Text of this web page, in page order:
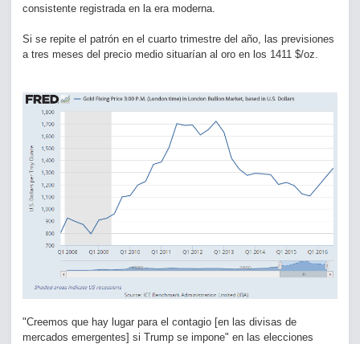
consistente registrada en la era moderna.
Si se repite el patrón en el cuarto trimestre del año, las previsiones
a tres meses del precio medio situarían al oro en los 1411 $/oz.
"Creemos que hay lugar para el contagio [en las divisas de
mercados emergentes] si Trump se impone" en las elecciones